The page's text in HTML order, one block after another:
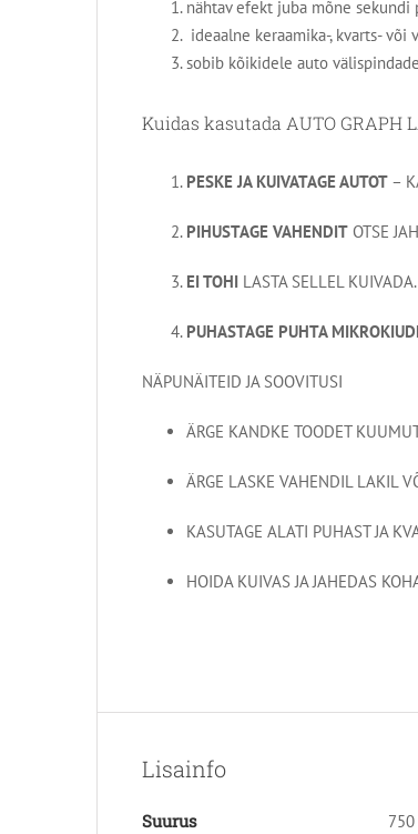
nähtav efekt juba mõne sekundi
ideaalne keraamika-, kvarts-
sobib kõikidele auto
Kuidas kasutada AUTO GRAPH
PESKE JA KUIVATAGE AUTOT –
PIHUSTAGE VAHENDIT OTSE
EI TOHI LASTA SELLEL KUIVADA.
PUHASTAGE PUHTA
NÄPUNÄITEID JA SOOVITUSI
ÄRGE KANDKE TOODET
ÄRGE LASKE VAHENDIL LAKIL
KASUTAGE ALATI PUHAST JA
HOIDA KUIVAS JA JAHEDAS
Lisainfo
Suurus